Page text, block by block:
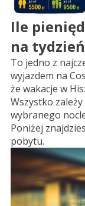
Ile
na
To jedno z
wyjazdem na
że wakacje w
Wszystko
wybranego
Poniżej
pobytu.